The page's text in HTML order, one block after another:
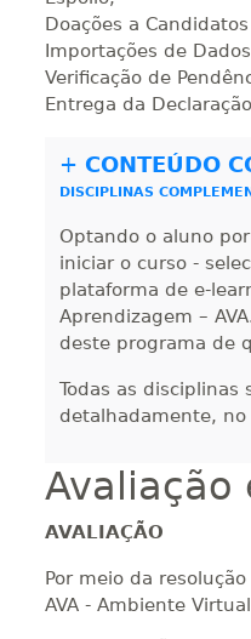
300 H 38dias
320 H 40dias
360 H dias
380 H 48dias
400 H 50 dias
420 H 53dias
Doações a
Importações de
Verificação de
Entrega da
+ CONTEÚDO
DISCIPLINAS
Optando o aluno
iniciar o curso -
plataforma de e-
Aprendizagem –
deste programa de
Todas as disciplinas
detalhadamente,
Avaliação
AVALIAÇÃO
Por meio da
AVA - Ambiente